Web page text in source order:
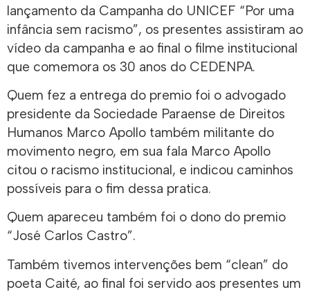
lançamento da Campanha do UNICEF “Por uma
infância sem racismo”, os presentes assistiram ao
vídeo da campanha e ao final o filme institucional
que comemora os 30 anos do CEDENPA.
Quem fez a entrega do premio foi o advogado
presidente da Sociedade Paraense de Direitos
Humanos Marco Apollo também militante do
movimento negro, em sua fala Marco Apollo
citou o racismo institucional, e indicou caminhos
possíveis para o fim dessa pratica.
Quem apareceu também foi o dono do premio
“José Carlos Castro”.
Também tivemos intervenções bem “clean” do
poeta Caité, ao final foi servido aos presentes um